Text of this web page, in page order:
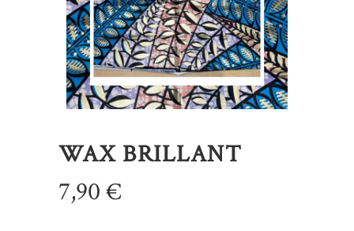
WAX BRILLANT
7,90€